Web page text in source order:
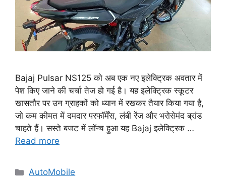
Bajaj Pulsar NS125 को अब एक नए इलेक्ट्रिक अवतार में
पेश किए जाने की चर्चा तेज हो गई है। यह इलेक्ट्रिक स्कूटर
खासतौर पर उन ग्राहकों को ध्यान में रखकर तैयार किया गया है,
जो कम कीमत में दमदार परफॉर्मेंस, लंबी रेंज और भरोसेमंद ब्रांड
चाहते हैं। सस्ते बजट में लॉन्च हुआ यह Bajaj इलेक्ट्रिक …
Read more
Categories
AutoMobile